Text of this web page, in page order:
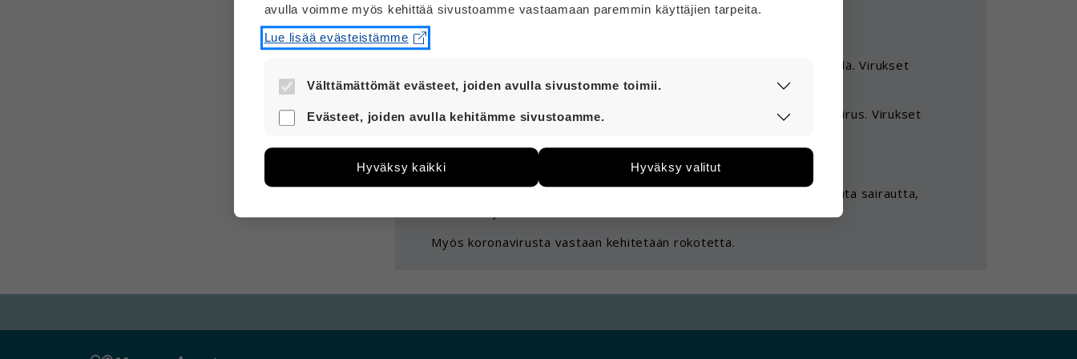
Virus on pienen pieni eliö. Virukset elävät ja lisääntyvät solujen sisällä. Virukset
pyrkivät lisääntymään ja leviämään loputtomasti.
Virukset aiheuttavat monia sairauksia. Nyt maailmalla leviää koronavirus. Virukset
Viruksista on ihmisille myös apua.
Rokotteissa käytetään ihmiselle vaarattomia viruksia. Ne eivät aiheuta sairautta,
Myös koronavirusta vastaan kehitetään rokotetta.
avulla voimme myös kehittää sivustoamme vastaamaan paremmin käyttäjien tarpeita.
Lue lisää evästeistämme
Välttämättömät evästeet, joiden avulla sivustomme toimii.
Nämä evästeet ovat aina käytössä, jotta sivustoamme voi käyttää sujuvasti ja
turvallisesti.
Evästeet, joiden avulla kehitämme sivustoamme.
avulla voimme kehittää sivustoamme vastaamaan paremmin käyttäjien tarpeita.
Tietoa kerätään esimerkiksi kävijämääristä ja siitä, mitä sivuja käytetään ja miten
sivuilla liikutaan. Emme kuitenkaan kerää henkilötietoja kuten nimiä, eikä tietoja
Voit valita, hyväksytkö näiden evästeiden käytön.
Hyväksy kaikki Hyväksy valitut